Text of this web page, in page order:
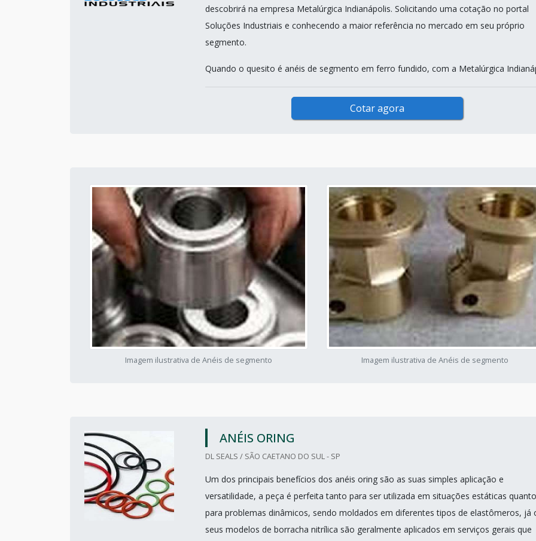
descobrirá na empresa Metalúrgica Indianápolis. Solicitando uma cotação no portal
Soluções Industriais e conhecendo a maior referência no mercado em seu próprio
segmento.
Quando o quesito é anéis de segmento em ferro fundido, com a Metalúrgica
Cotar agora
Imagem ilustrativa de Anéis de segmento Imagem ilustrativa de Anéis de segmento
ANÉIS ORING
DL SEALS / SÃO CAETANO DO SUL - SP
Um dos principais benefícios dos anéis oring são as suas simples aplicação e
versatilidade, a peça é perfeita tanto para ser utilizada em situações estáticas quanto
para problemas dinâmicos, sendo moldados em diferentes tipos de elastômeros, já
seus modelos de borracha nitrílica são geralmente aplicados em serviços gerais que